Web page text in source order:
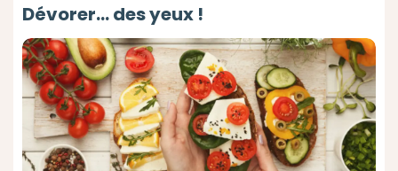
Dévorer... des yeux !